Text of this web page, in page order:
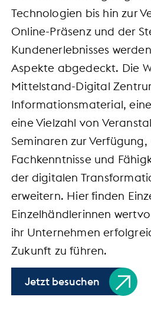
Technologien bis hin zur
Online-Präsenz und der
Kundenerlebnisses
Aspekte abgedeckt. Die
Mittelstand-Digital
Informationsmaterial,
eine Vielzahl von
Seminaren zur
Fachkenntnisse und
der digitalen
erweitern. Hier finden
Einzelhändlerinnen
ihr Unternehmen
Zukunft zu führen.
Jetzt besuchen